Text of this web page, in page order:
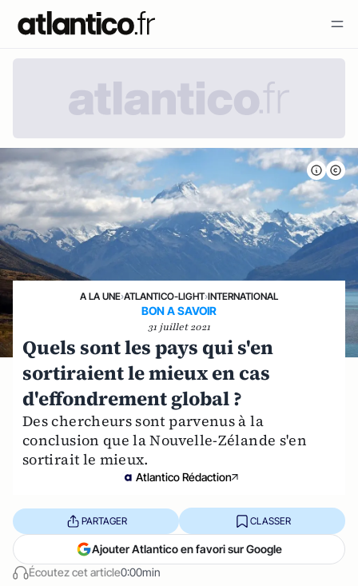
A LA UNE›ATLANTICO-LIGHT›INTERNATIONAL
BON A SAVOIR
31 juillet 2021
Quels sont les pays qui s'en
sortiraient le mieux en cas
d'effondrement global ?
Des chercheurs sont parvenus à la
conclusion que la Nouvelle-Zélande s'en
sortirait le mieux.
Atlantico Rédaction
Écoutez cet article0:00min
PARTAGER CLASSER
Ajouter Atlantico en favori sur Google